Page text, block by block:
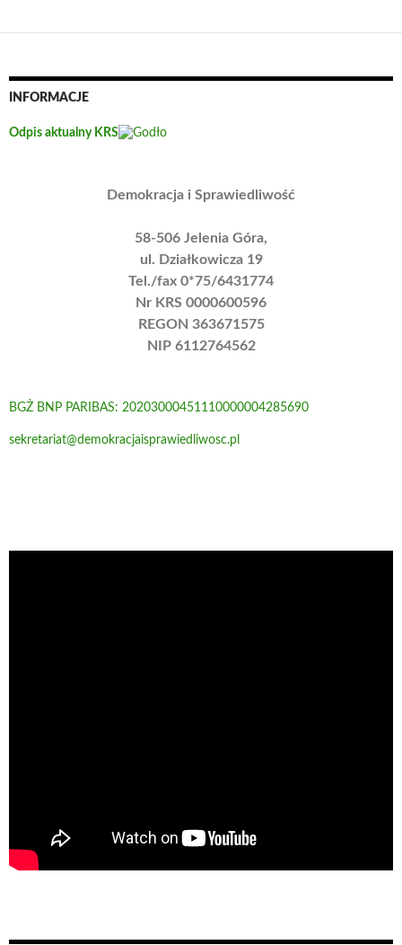
INFORMACJE
Odpis aktualny KRS
Demokracja i Sprawiedliwość
58-506 Jelenia Góra,
ul. Działkowicza 19
Tel./fax 0*75/6431774
Nr KRS 0000600596
REGON 363671575
NIP 6112764562
BGŻ BNP PARIBAS: 20203000451110000004285690
sekretariat@demokracjaisprawiedliwosc.pl